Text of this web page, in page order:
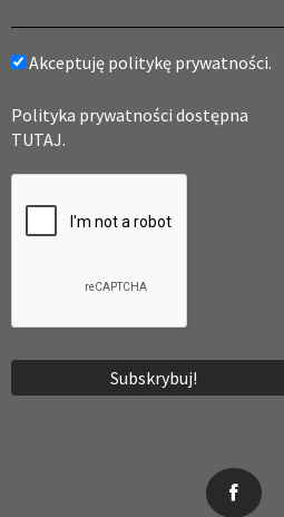
Akceptuję politykę prywatności.
Polityka prywatności dostępna
TUTAJ.